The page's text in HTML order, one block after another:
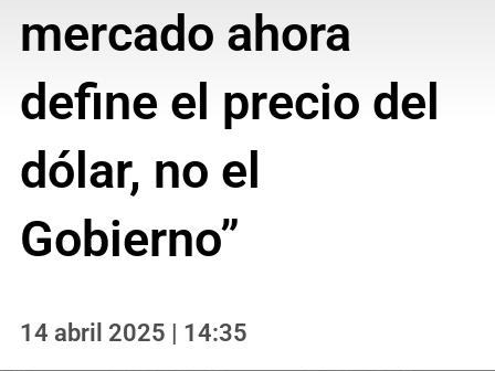
mercado ahora
define el precio del
dólar, no el
Gobierno”
14 abril 2025 | 14:35